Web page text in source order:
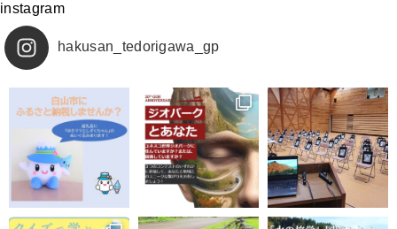
instagram
hakusan_tedorigawa_gp